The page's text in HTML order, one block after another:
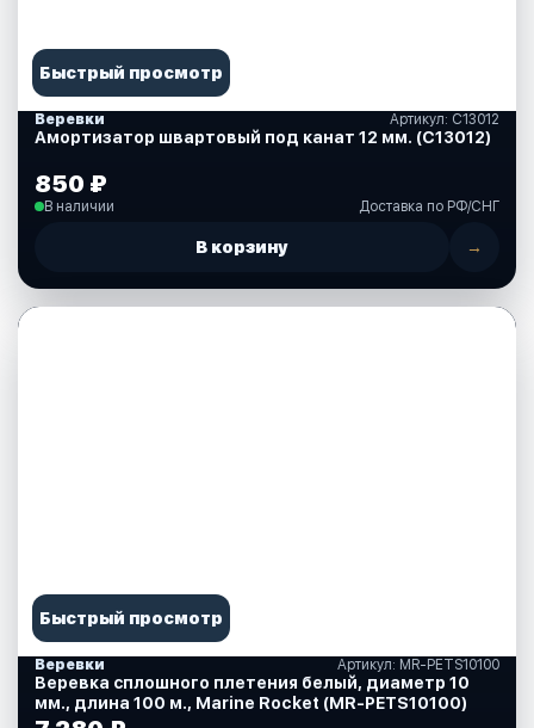
Быстрый просмотр
Веревки Артикул: C13012
Амортизатор швартовый под канат 12 мм. (C13012)
850 ₽
В наличии Доставка по РФ/СНГ
В корзину →
Быстрый просмотр
Веревки Артикул: MR-PETS10100
Веревка сплошного плетения белый, диаметр 10
мм., длина 100 м., Marine Rocket (MR-PETS10100)